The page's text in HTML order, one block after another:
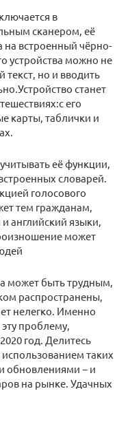
в
сканером, её
на встроенный чёрно-
устройства можно не
текст, но и вводить
станет
его
карты, таблички и
её функции,
словарей.
голосового
тем гражданам,
английский языки,
может
может быть трудным,
распространены,
нелегко. Именно
проблему,
год. Делитесь
таких
обновлениями − и
на рынке. Удачных